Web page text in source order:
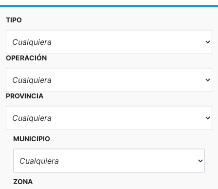
TIPO
OPERACIÓN
PROVINCIA
MUNICIPIO
ZONA